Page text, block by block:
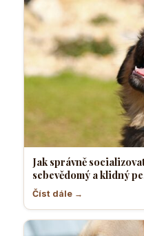
Jak správně
sebevědomý a klidný
Číst dále →